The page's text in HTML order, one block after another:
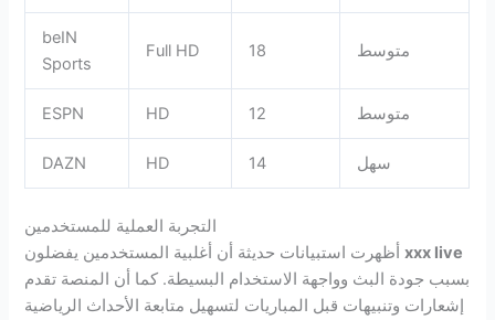
beIN
Sports
Full HD 18 متوسط
ESPN HD 12 متوسط
DAZN HD 14 سهل
التجربة العملية للمستخدمين
أظهرت استبيانات حديثة أن أغلبية المستخدمين يفضلونxxx live
بسبب جودة البث وواجهة الاستخدام البسيطة. كما أن المنصة تقدم
إشعارات وتنبيهات قبل المباريات لتسهيل متابعة الأحداث الرياضية